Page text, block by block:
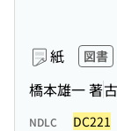
紙 図書
橋本雄一 著
NDLC DC221